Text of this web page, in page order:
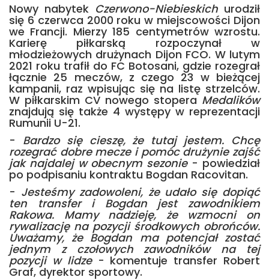
Nowy nabytek Czerwono-Niebieskich urodził
się 6 czerwca 2000 roku w miejscowości Dijon
we Francji. Mierzy 185 centymetrów wzrostu.
Karierę piłkarską rozpoczynał w
młodzieżowych drużynach Dijon FCO. W lutym
2021 roku trafił do FC Botosani, gdzie rozegrał
łącznie 25 meczów, z czego 23 w bieżącej
kampanii, raz wpisując się na listę strzelców.
W piłkarskim CV nowego stopera Medalików
znajdują się także 4 występy w reprezentacji
Rumunii U-21.
- Bardzo się cieszę, że tutaj jestem. Chcę
rozegrać dobre mecze i pomóc drużynie zajść
jak najdalej w obecnym sezonie- powiedział
po podpisaniu kontraktu Bogdan Racovitan.
- Jesteśmy zadowoleni, że udało się dopiąć
ten transfer i Bogdan jest zawodnikiem
Rakowa. Mamy nadzieję, że wzmocni on
rywalizację na pozycji środkowych obrońców.
Uważamy, że Bogdan ma potencjał zostać
jednym z czołowych zawodników na tej
pozycji w lidze- komentuje transfer Robert
Graf, dyrektor sportowy.